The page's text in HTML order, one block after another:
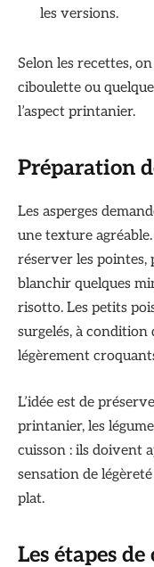
les versions.
Selon les recettes,
ciboulette ou
l’aspect printanier.
Préparation
Les asperges
une texture
réserver les pointes,
blanchir quelques
risotto. Les petits
surgelés, à
légèrement
L’idée est de
printanier, les
cuisson : ils doivent
sensation de
plat.
Les étapes de